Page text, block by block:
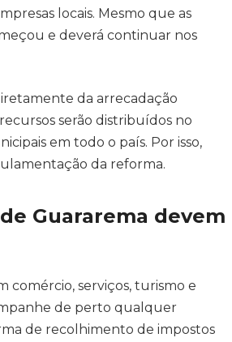
locais. Mesmo que as
e deverá continuar nos
da arrecadação
serão distribuídos no
em todo o país. Por isso,
da reforma.
Guararema devem
comércio, serviços, turismo e
de perto qualquer
de recolhimento de impostos